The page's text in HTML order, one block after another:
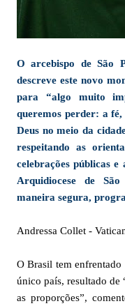
O arcebispo de São
descreve este novo
para “algo muito
queremos perder: a
Deus no meio da
respeitando as
celebrações públicas
Arquidiocese de
maneira segura,
Andressa Collet -
O Brasil tem enfrentado
único país, resultado de
as proporções”,